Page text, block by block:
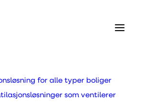
for alle typer boliger
som ventilerer